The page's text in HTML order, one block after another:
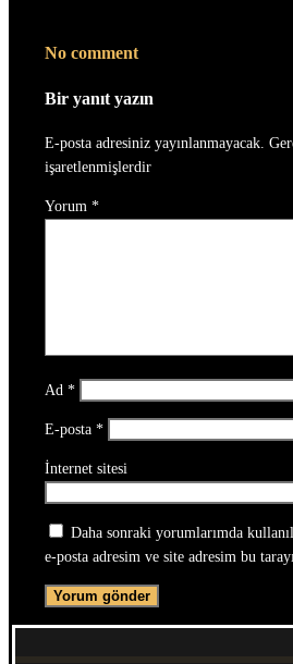
No comment
Bir yanıt yazın
E-posta adresiniz yayınlanmayacak.
işaretlenmişlerdir
Yorum *
Ad *
E-posta *
İnternet sitesi
Daha sonraki yorumlarımda
e-posta adresim ve site adresim bu